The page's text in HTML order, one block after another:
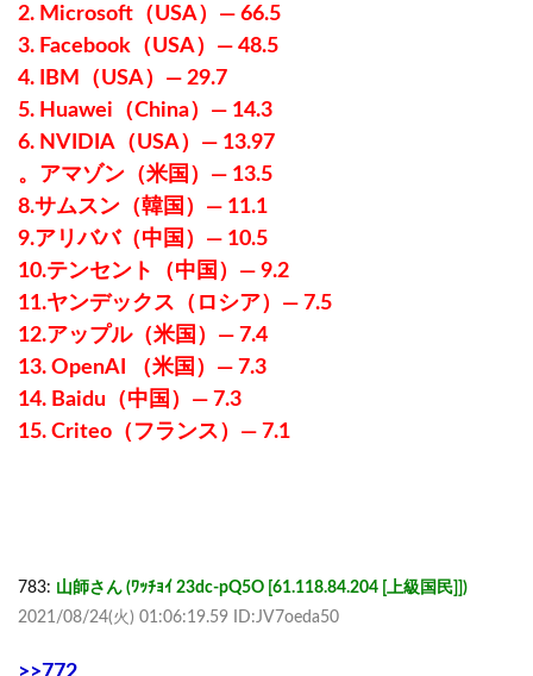
2. Microsoft（USA）— 66.5
3. Facebook（USA）— 48.5
4. IBM（USA）— 29.7
5. Huawei（China）— 14.3
6. NVIDIA（USA）— 13.97
。アマゾン（米国）— 13.5
8.サムスン（韓国）— 11.1
9.アリババ（中国）— 10.5
10.テンセント（中国）— 9.2
11.ヤンデックス（ロシア）— 7.5
12.アップル（米国）— 7.4
13. OpenAI （米国）— 7.3
14. Baidu（中国）— 7.3
15. Criteo（フランス）— 7.1
783: 山師さん (ﾜｯﾁｮｲ 23dc-pQ5O [61.118.84.204 [上級国民]])
2021/08/24(火) 01:06:19.59 ID:JV7oeda50